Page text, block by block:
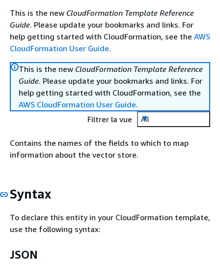
This is the new CloudFormation Template Reference
Guide. Please update your bookmarks and links. For
help getting started with CloudFormation, see the AWS
CloudFormation User Guide.
This is the new CloudFormation Template Reference
Guide. Please update your bookmarks and links. For
help getting started with CloudFormation, see the
AWS CloudFormation User Guide.
Filtrer la vue
All
Contains the names of the fields to which to map
information about the vector store.
Syntax
To declare this entity in your CloudFormation template,
use the following syntax:
JSON